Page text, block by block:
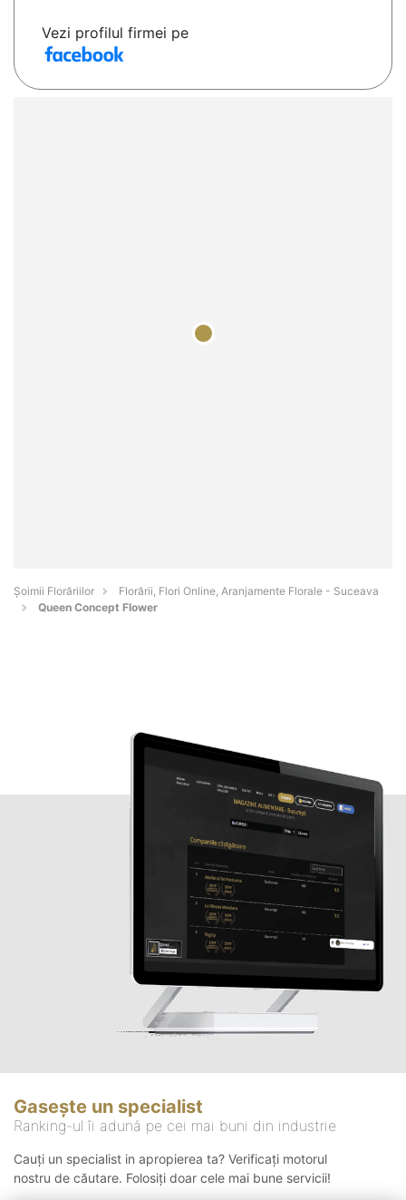
Vezi profilul firmei pe
Șoimii Florăriilor
Florării, Flori Online, Aranjamente Florale - Suceava
Queen Concept Flower
Gasește un specialist
Ranking-ul îi adună pe cei mai buni din industrie
Cauți un specialist in apropierea ta? Verificați motorul
nostru de căutare. Folosiți doar cele mai bune servicii!